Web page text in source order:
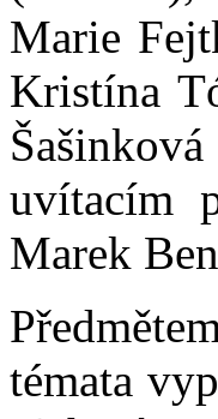
Marie
Kristína
uvítacím
Marek
témata